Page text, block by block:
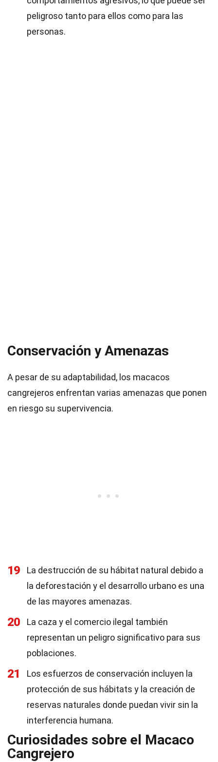
peligroso tanto para ellos como para las
personas.
Conservación y Amenazas
A pesar de su adaptabilidad, los macacos
cangrejeros enfrentan varias amenazas que ponen
en riesgo su supervivencia.
19
La destrucción de su hábitat natural debido a
la deforestación y el desarrollo urbano es una
de las mayores amenazas.
20
La caza y el comercio ilegal también
representan un peligro significativo para sus
poblaciones.
21
Los esfuerzos de conservación incluyen la
protección de sus hábitats y la creación de
reservas naturales donde puedan vivir sin la
interferencia humana.
Curiosidades sobre el Macaco
Cangrejero